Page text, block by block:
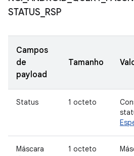
STATUS RSP
Campos
de
payload
Tamanho
Status 1 octeto
Máscara
1 octeto